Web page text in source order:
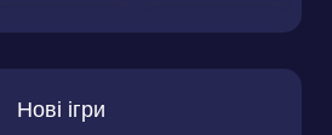
Нові ігри